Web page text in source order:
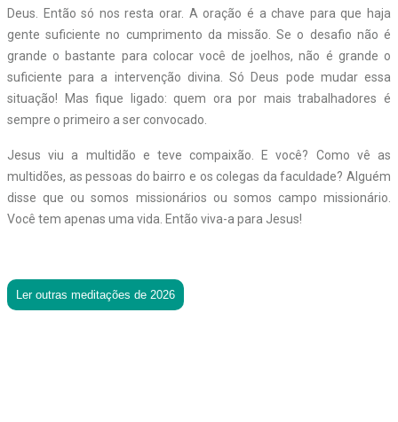
Deus. Então só nos resta orar. A oração é a chave para que haja
gente suficiente no cumprimento da missão. Se o desafio não é
grande o bastante para colocar você de joelhos, não é grande o
suficiente para a intervenção divina. Só Deus pode mudar essa
situação! Mas fique ligado: quem ora por mais trabalhadores é
sempre o primeiro a ser convocado.
Jesus viu a multidão e teve compaixão. E você? Como vê as
multidões, as pessoas do bairro e os colegas da faculdade? Alguém
disse que ou somos missionários ou somos campo missionário.
Você tem apenas uma vida. Então viva-a para Jesus!
Ler outras meditações de 2026